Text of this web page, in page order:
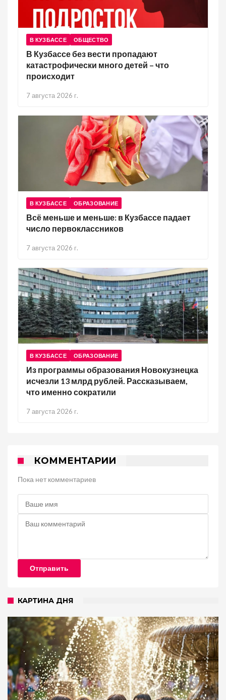
В КУЗБАССЕ ОБЩЕСТВО
В Кузбассе без вести пропадают
катастрофически много детей – что
происходит
7 августа 2026 г.
В КУЗБАССЕ ОБРАЗОВАНИЕ
Всё меньше и меньше: в Кузбассе падает
число первоклассников
7 августа 2026 г.
В КУЗБАССЕ ОБРАЗОВАНИЕ
Из программы образования Новокузнецка
исчезли 13 млрд рублей. Рассказываем,
что именно сократили
7 августа 2026 г.
КОММЕНТАРИИ
Пока нет комментариев
Отправить
КАРТИНА ДНЯ